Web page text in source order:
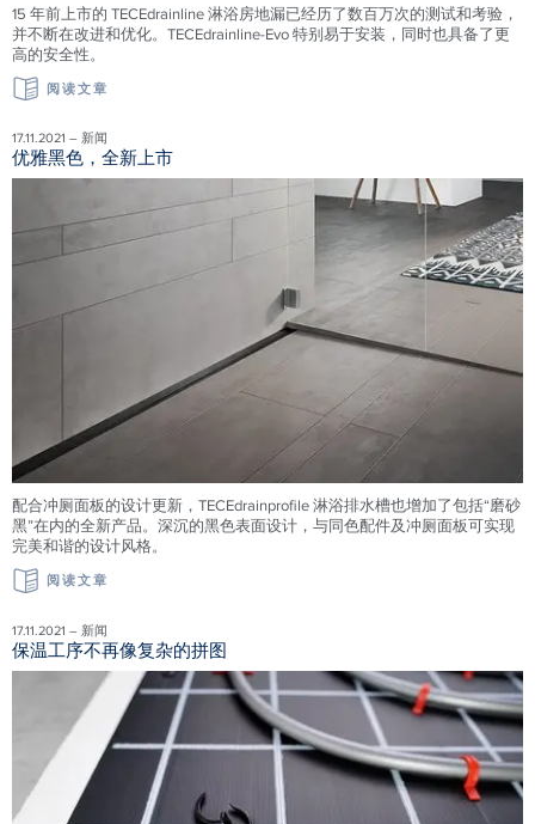
15 年前上市的 TECEdrainline 淋浴房地漏已经历了数百万次的测试和考验，
并不断在改进和优化。TECEdrainline-Evo 特别易于安装，同时也具备了更
高的安全性。
阅读文章
17.11.2021 – 新闻
优雅黑色，全新上市
配合冲厕面板的设计更新，TECEdrainprofile 淋浴排水槽也增加了包括“磨砂
黑”在内的全新产品。深沉的黑色表面设计，与同色配件及冲厕面板可实现
完美和谐的设计风格。
阅读文章
17.11.2021 – 新闻
保温工序不再像复杂的拼图